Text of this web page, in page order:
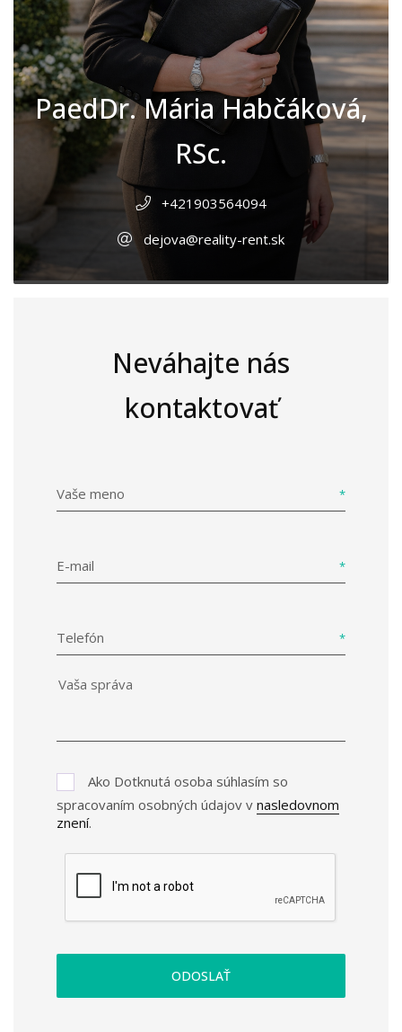
PaedDr. Mária Habčáková,
RSc.
+421903564094
dejova@reality-rent.sk
Neváhajte nás
kontaktovať
Vaše meno
E-mail
Telefón
Ako Dotknutá osoba súhlasím so
spracovaním osobných údajov v nasledovnom
znení.
ODOSLAŤ